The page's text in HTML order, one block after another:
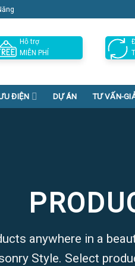
Hỗ trợ
MIỄN PHÍ
ĐIỆN DỰ ÁN TƯ VẤN-
anywhere in a
Style. Select